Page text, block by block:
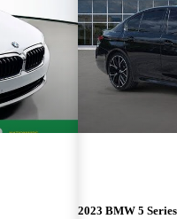
2023 BMW 5 Series